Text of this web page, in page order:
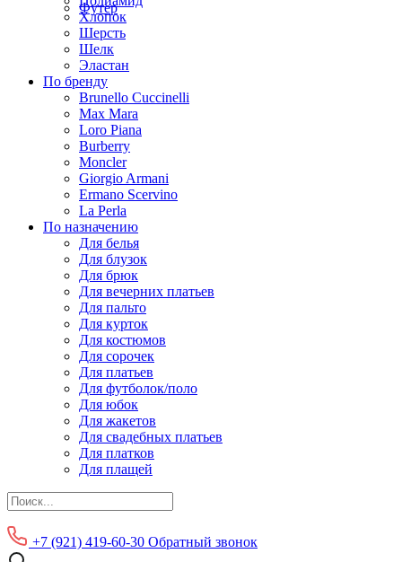
Футер
Хлопок
Шерсть
Шелк
Эластан
По бренду
Brunello Cuccinelli
Max Mara
Loro Piana
Burberry
Moncler
Giorgio Armani
Ermano Scervino
La Perla
По назначению
Для белья
Для блузок
Для брюк
Для вечерних платьев
Для пальто
Для курток
Для костюмов
Для сорочек
Для платьев
Для футболок/поло
Для юбок
Для жакетов
Для свадебных платьев
Для платков
Для плащей
+7 (921) 419-60-30 Обратный звонок